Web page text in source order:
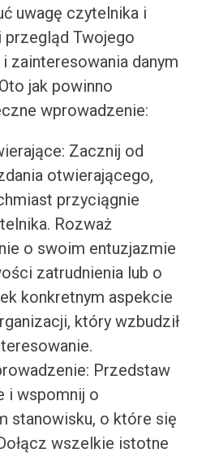
uwagę czytelnika i
Twojego
zainteresowania danym
jak powinno
wprowadzenie:
Zacznij od
otwierającego,
przyciągnie
Rozważ
o swoim entuzjazmie
zatrudnienia lub o
konkretnym aspekcie
który wzbudził
Przedstaw
i wspomnij o
stanowisku, o które się
wszelkie istotne